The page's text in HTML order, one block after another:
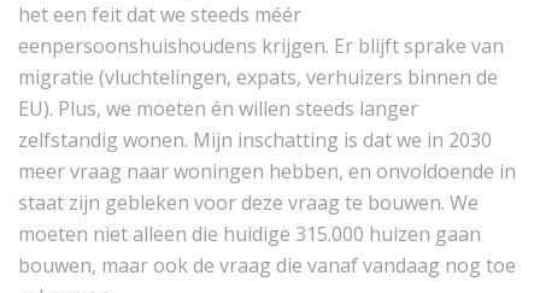
het een feit dat we steeds méér
eenpersoonshuishoudens krijgen. Er blijft sprake van
migratie (vluchtelingen, expats, verhuizers binnen de
EU). Plus, we moeten én willen steeds langer
zelfstandig wonen. Mijn inschatting is dat we in 2030
meer vraag naar woningen hebben, en onvoldoende in
staat zijn gebleken voor deze vraag te bouwen. We
moeten niet alleen die huidige 315.000 huizen gaan
bouwen, maar ook de vraag die vanaf vandaag nog toe